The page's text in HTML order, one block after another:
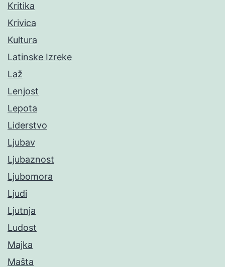
Kritika
Krivica
Kultura
Latinske Izreke
Laž
Lenjost
Lepota
Liderstvo
Ljubav
Ljubaznost
Ljubomora
Ljudi
Ljutnja
Ludost
Majka
Mašta